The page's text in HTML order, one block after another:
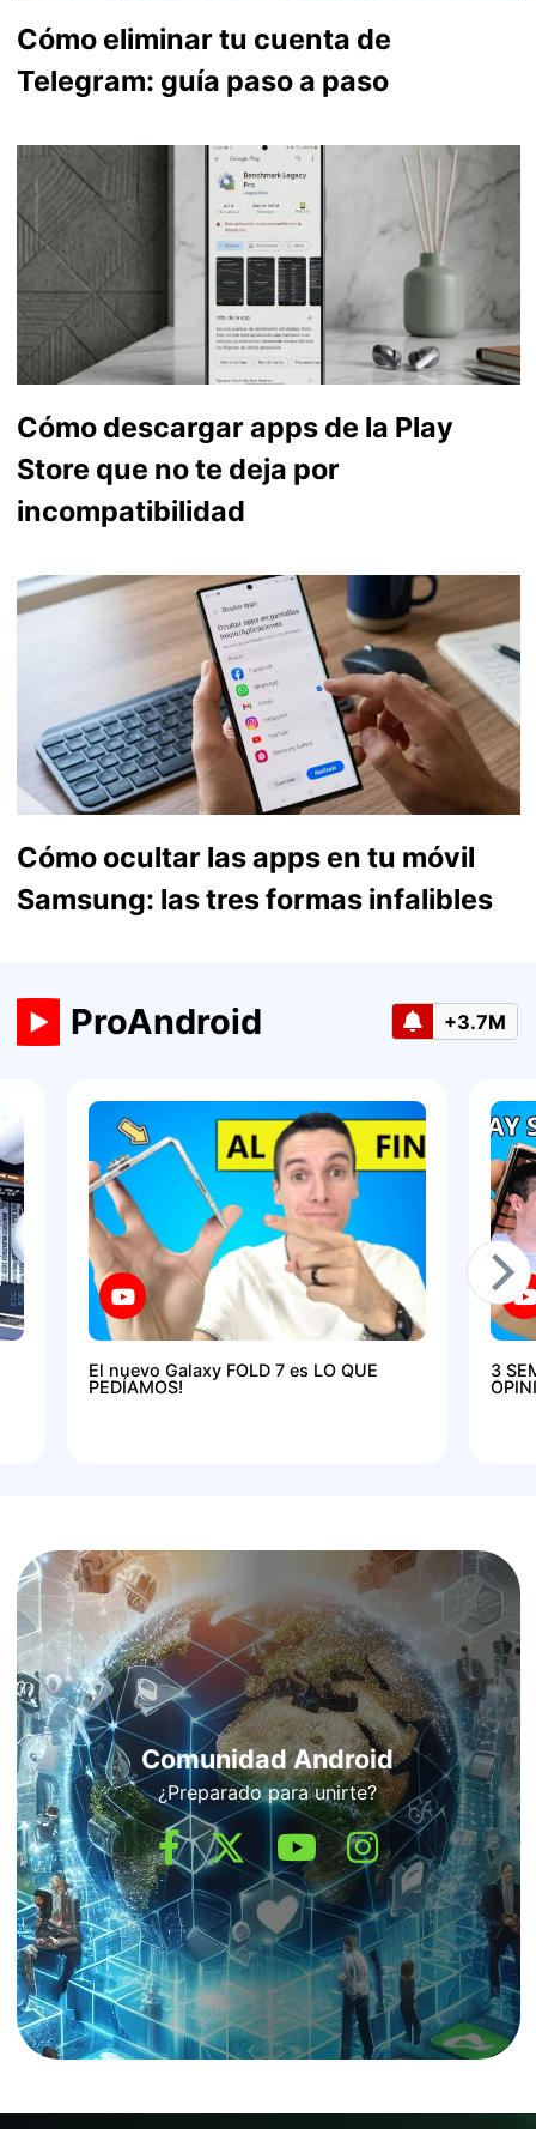
Cómo eliminar tu cuenta de
Telegram: guía paso a paso
Cómo descargar apps de la Play
Store que no te deja por
incompatibilidad
Cómo ocultar las apps en tu móvil
Samsung: las tres formas infalibles
ProAndroid +3.7M
El nuevo Galaxy FOLD 7 es LO QUE
PEDÍAMOS!
3
Comunidad Android
¿Preparado para unirte?